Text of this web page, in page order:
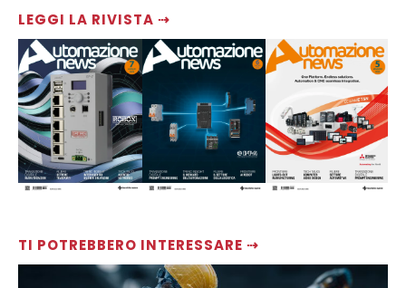
LEGGI LA RIVISTA ⇢
TI POTREBBERO INTERESSARE ⇢